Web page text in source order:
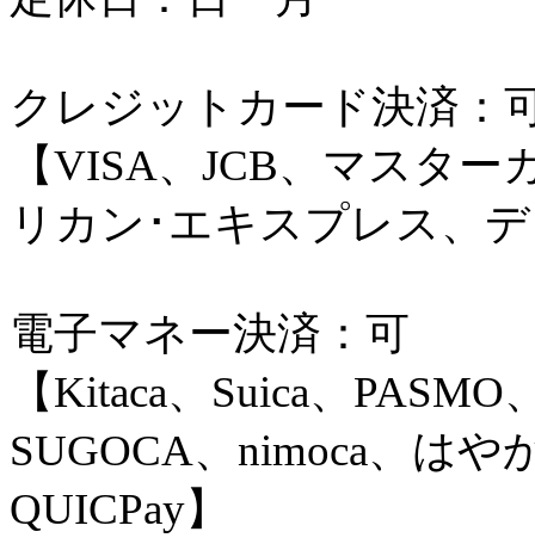
クレジットカード決済：
【VISA、JCB、マスタ
リカン･エキスプレス、
電子マネー決済：可
【Kitaca、Suica、
SUGOCA、nimoca、はや
QUICPay】